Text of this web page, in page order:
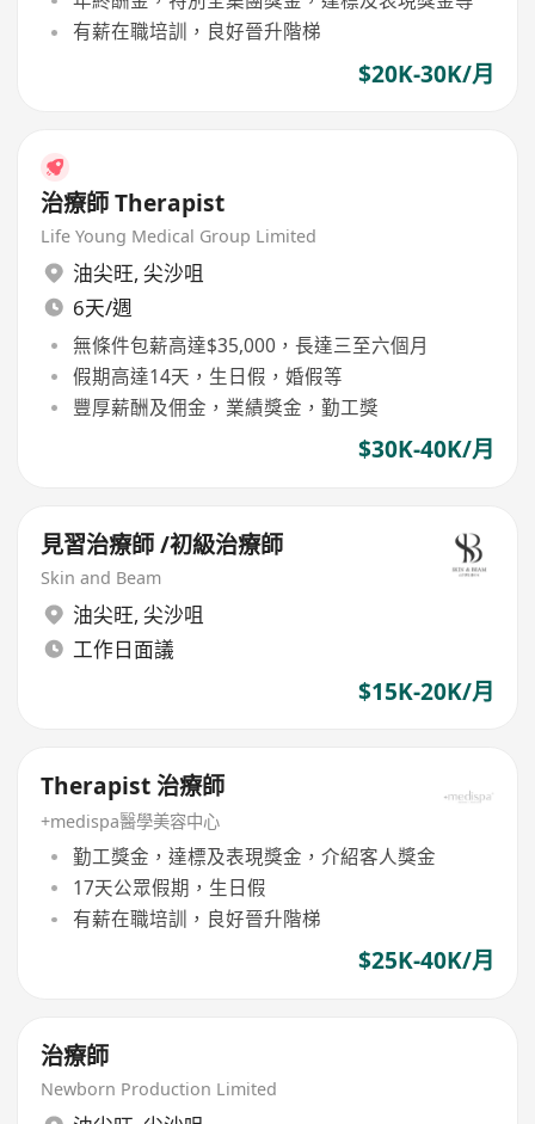
有薪在職培訓，良好晉升階梯
$20K-30K/月
治療師 Therapist
Life Young Medical Group Limited
油尖旺, 尖沙咀
6天/週
無條件包薪高達$35,000，長達三至六個月
假期高達14天，生日假，婚假等
豐厚薪酬及佣金，業績獎金，勤工獎
$30K-40K/月
見習治療師 /初級治療師
Skin and Beam
油尖旺, 尖沙咀
工作日面議
$15K-20K/月
Therapist 治療師
+medispa醫學美容中心
勤工獎金，達標及表現獎金，介紹客人獎金
17天公眾假期，生日假
有薪在職培訓，良好晉升階梯
$25K-40K/月
治療師
Newborn Production Limited